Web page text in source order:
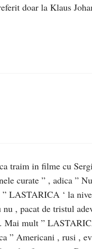
doar la Klaus
traim in filme cu
curate ” , adica ”
LASTARICA ‘ la
, pacat de tristul
mult ”
” Americani , rusi ,